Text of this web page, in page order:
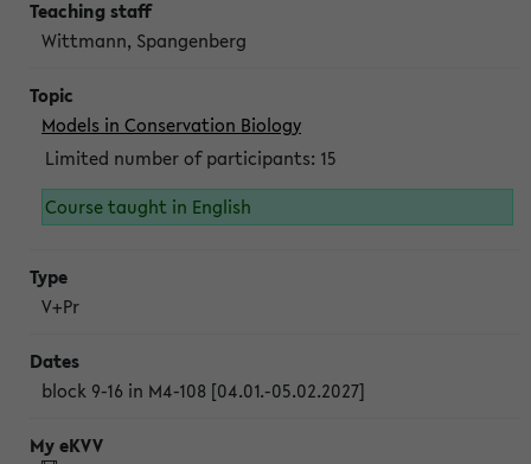
Wittmann, Spangenberg
Models in Conservation Biology
Limited number of participants: 15
Course taught in English
V+Pr
block 9-16 in M4-108 [04.01.-05.02.2027]